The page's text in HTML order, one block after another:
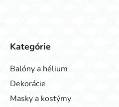
Kategórie
Balóny a hélium
Dekorácie
Masky a kostýmy